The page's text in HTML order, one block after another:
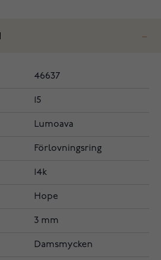
46637
15
Lumoava
Förlovningsring
14k
Hope
3 mm
Damsmycken